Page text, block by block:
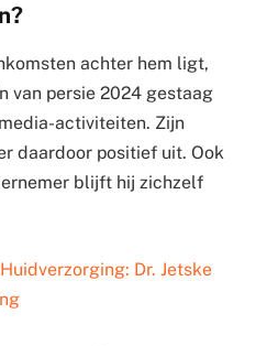
achter hem ligt,
van persie 2024 gestaag
activiteiten. Zijn
daardoor positief uit. Ook
blijft hij zichzelf
Dr. Jetske